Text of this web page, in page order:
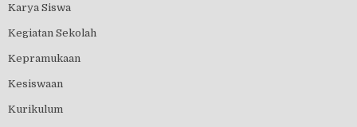
Karya Siswa
Kegiatan Sekolah
Kepramukaan
Kesiswaan
Kurikulum